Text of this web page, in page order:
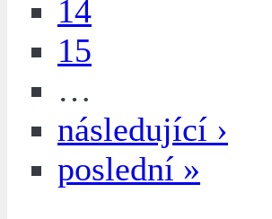
14
15
…
následující ›
poslední »